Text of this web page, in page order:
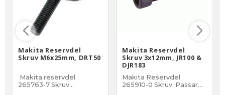
Makita Reservdel
Skruv M6x25mm, DRT50
Makita reservdel
265763-7 Skruv
Makita Reservdel
Skruv 3x12mm, JR100 &
DJR183
Makita Reservdel
265910-0 Skruv Passar